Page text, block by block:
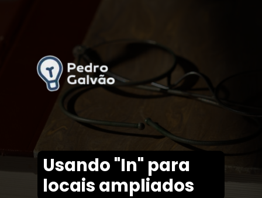
Usando "In" para
locais ampliados